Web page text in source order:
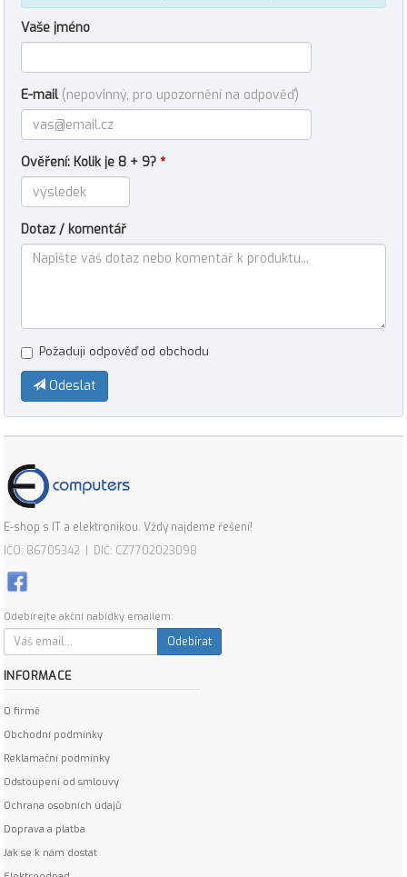
Vaše jméno
E-mail (nepovinný, pro upozornění na odpověď)
Ověření: Kolik je 8 + 9? *
Dotaz / komentář
Požaduji odpověď od obchodu
Odeslat
E-shop s IT a elektronikou. Vždy najdeme řešení!
IČO: 86705342 | DIČ: CZ7702023098
Odebírejte akční nabídky emailem:
Odebírat
INFORMACE
O firmě
Obchodní podmínky
Reklamační podmínky
Odstoupení od smlouvy
Ochrana osobních údajů
Doprava a platba
Jak se k nám dostat